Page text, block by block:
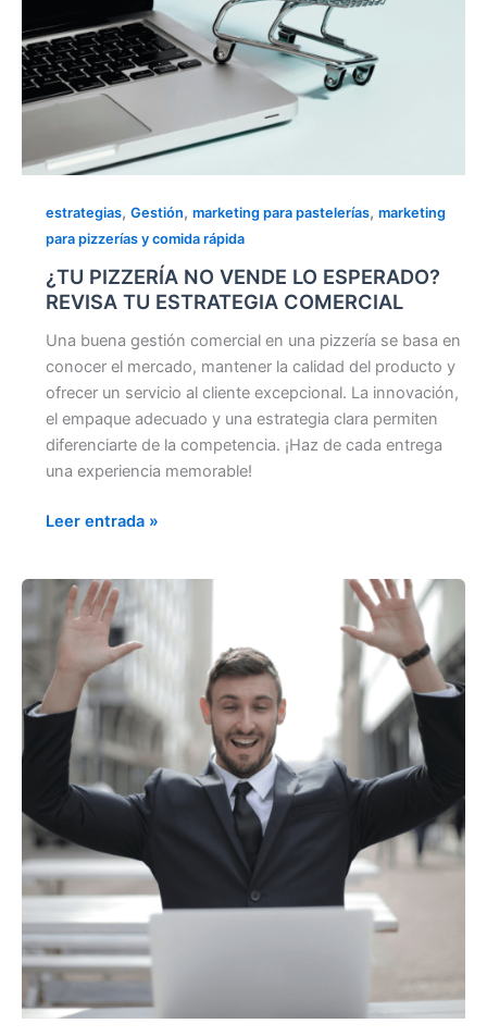
estrategias, Gestión, marketing para pastelerías, marketing
para pizzerías y comida rápida
¿TU PIZZERÍA NO VENDE LO ESPERADO?
REVISA TU ESTRATEGIA COMERCIAL
Una buena gestión comercial en una pizzería se basa en
conocer el mercado, mantener la calidad del producto y
ofrecer un servicio al cliente excepcional. La innovación,
el empaque adecuado y una estrategia clara permiten
diferenciarte de la competencia. ¡Haz de cada entrega
una experiencia memorable!
Leer entrada »
CRECIMIENTO
REAL
PARA PIZZERÍAS Y
PASTELERÍAS: VENDE
MÁS
Y
MEJOR